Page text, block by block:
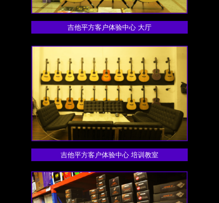
吉他平方客户体验中心 大厅
吉他平方客户体验中心 培训教室